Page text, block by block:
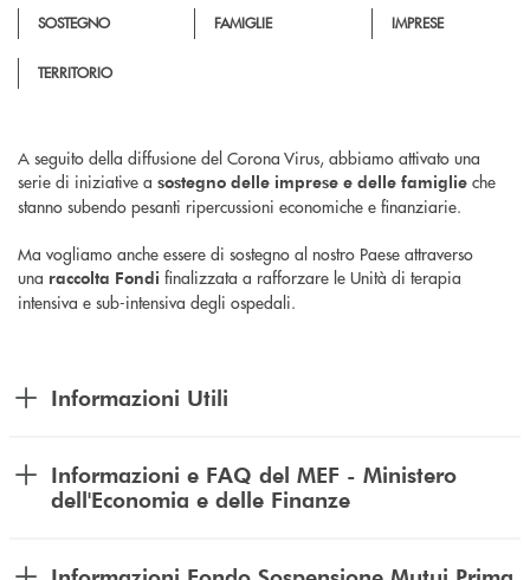
SOSTEGNO FAMIGLIE IMPRESE
TERRITORIO
A seguito della diffusione del Corona Virus, abbiamo attivato una
serie di iniziative a sostegno delle imprese e delle famiglie che
stanno subendo pesanti ripercussioni economiche e finanziarie.
Ma vogliamo anche essere di sostegno al nostro Paese attraverso
una raccolta Fondi finalizzata a rafforzare le Unità di terapia
intensiva e sub-intensiva degli ospedali.
Informazioni Utili
Informazioni e FAQ del MEF - Ministero
dell'Economia e delle Finanze